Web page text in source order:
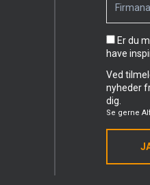
Er du
have
Ved
nyheder
dig.
Se gerne